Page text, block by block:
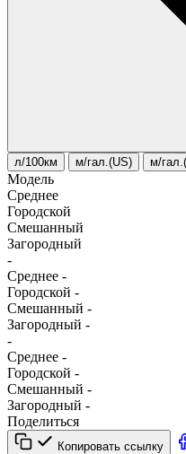
л/100км м/гал.(US) м/
Модель
Среднее
Городской
Смешанный
Загородный
-
Среднее -
Городской -
Смешанный -
Загородный -
-
Среднее -
Городской -
Смешанный -
Загородный -
Поделиться
Копировать ссылку